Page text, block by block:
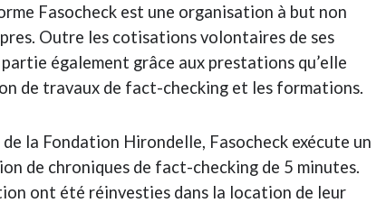
Fasocheck est une organisation à but non
Outre les cotisations volontaires de ses
également grâce aux prestations qu’elle
de travaux de fact-checking et les formations.
la Fondation Hirondelle, Fasocheck exécute un
de chroniques de fact-checking de 5 minutes.
ont été réinvesties dans la location de leur